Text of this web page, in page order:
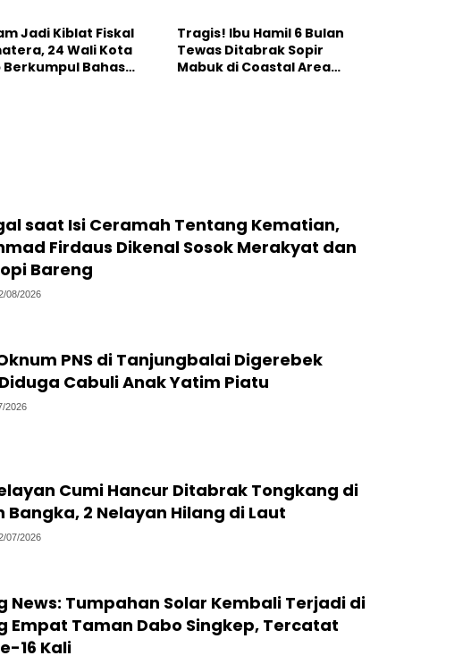
Jadi Kiblat Fiskal
24 Wali Kota
Berkumpul Bahas
Tragis! Ibu Hamil 6 Bulan
Tewas Ditabrak Sopir
Mabuk di Coastal Area
saat Isi Ceramah Tentang Kematian,
Firdaus Dikenal Sosok Merakyat dan
Bareng
08/2026
PNS di Tanjungbalai Digerebek
Cabuli Anak Yatim Piatu
2026
Cumi Hancur Ditabrak Tongkang di
Bangka, 2 Nelayan Hilang di Laut
07/2026
News: Tumpahan Solar Kembali Terjadi di
Empat Taman Dabo Singkep, Tercatat
16 Kali